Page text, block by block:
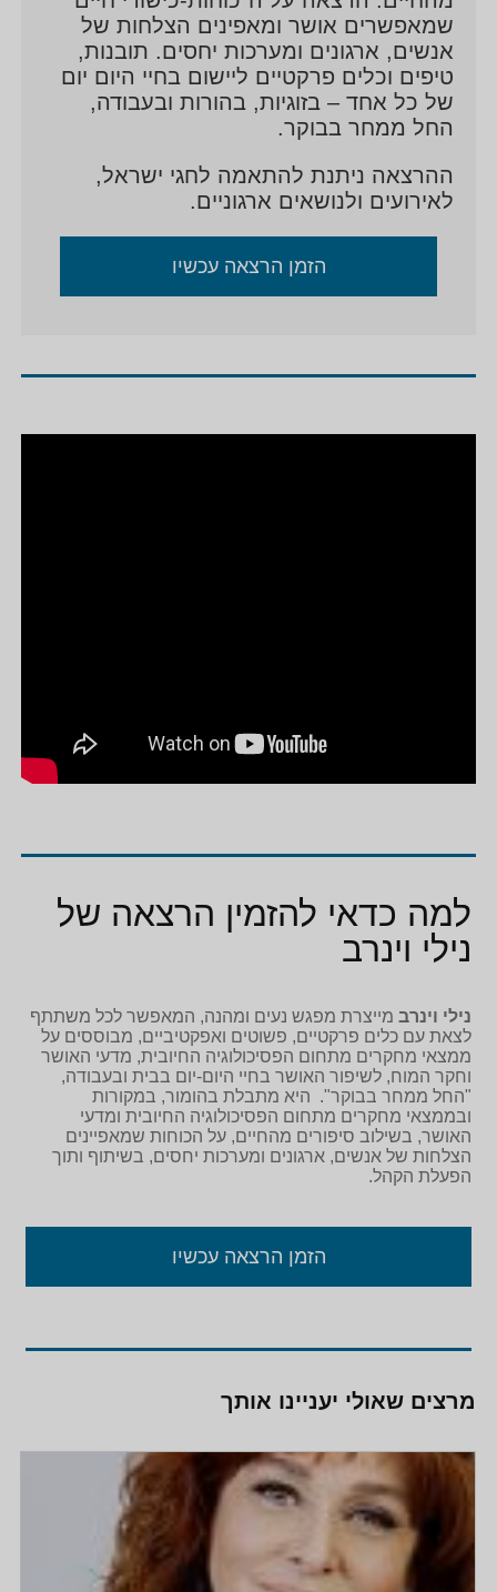
שמאפשרים אושר ומאפינים הצלחות של
אנשים, ארגונים ומערכות יחסים. תובנות,
טיפים וכלים פרקטיים ליישום בחיי היום יום
של כל אחד – בזוגיות, בהורות ובעבודה,
החל ממחר בבוקר.
ההרצאה ניתנת להתאמה לחגי ישראל,
לאירועים ולנושאים ארגוניים.
הזמן הרצאה עכשיו
למה כדאי להזמין הרצאה של
נילי וינרב
נילי וינרב מייצרת מפגש נעים ומהנה, המאפשר לכל משתתף
לצאת עם כלים פרקטיים, פשוטים ואפקטיביים, מבוססים על
ממצאי מחקרים מתחום הפסיכולוגיה החיובית, מדעי האושר
וחקר המוח, לשיפור האושר בחיי היום-יום בבית ובעבודה,
"החל ממחר בבוקר". היא מתבלת בהומור, במקורות
ובממצאי מחקרים מתחום הפסיכולוגיה החיובית ומדעי
האושר, בשילוב סיפורים מהחיים, על הכוחות שמאפיינים
הצלחות של אנשים, ארגונים ומערכות יחסים, בשיתוף ותוך
הפעלת הקהל.
הזמן הרצאה עכשיו
מרצים שאולי יעניינו אותך